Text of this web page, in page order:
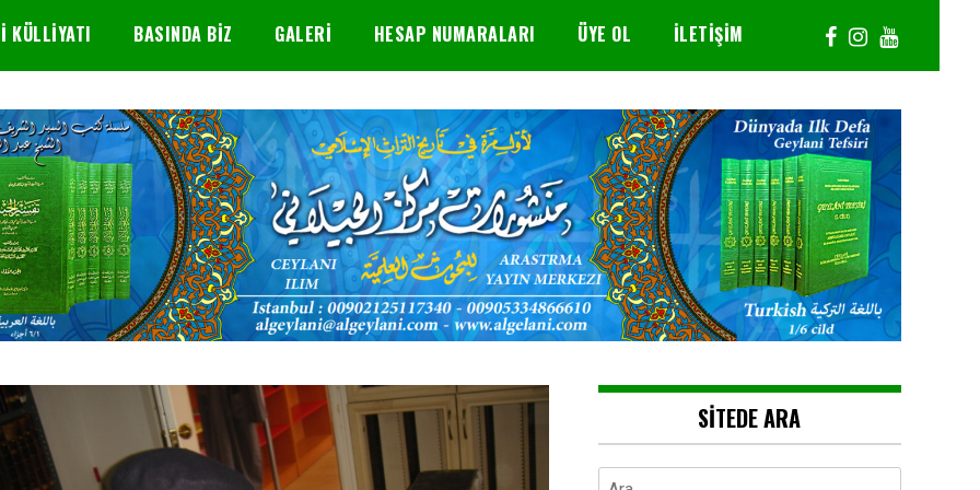
KÜLLIYATI BASINDA BIZ GALERI HESAP NUMARALARI ÜYE OL İLETIŞIM
SITEDE ARA
Arama: